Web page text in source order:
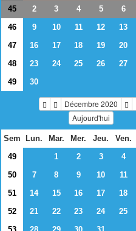
45
2 3 4 5 6
46
9 10 11 12 13
47
16 17 18 19 20
48
23 24 25 26 27
49
30
Décembre 2020
Aujourd'hui
Sem Lun. Mar. Mer. Jeu. Ven.
49
1 2 3 4
50
7 8 9 10 11
51
14 15 16 17 18
52
21 22 23 24 25